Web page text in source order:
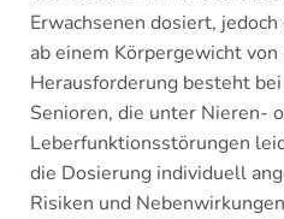
Erwachsenen dosiert,
ab einem Körpergewicht
Herausforderung besteht
Senioren, die unter Nieren-
Leberfunktionsstörungen
die Dosierung individuell
Risiken und